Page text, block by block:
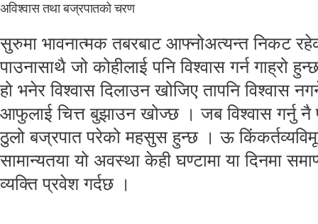
अविश्वास तथा बज्रपातको चरण
सुरुमा भावनात्मक तबरबाट आफ्नोअत्यन्त निकट
पाउनासाथै जो कोहीलाई पनि विश्वास गर्न गाह्रो
हो भनेर विश्वास दिलाउन खोजिए तापनि विश्वास
आफुलाई चित्त बुझाउन खोज्छ । जब विश्वास गर्नु नै
ठुलो बज्रपात परेको महसुस हुन्छ । ऊ
सामान्यतया यो अवस्था केही घण्टामा या दिनमा
व्यक्ति प्रवेश गर्दछ ।